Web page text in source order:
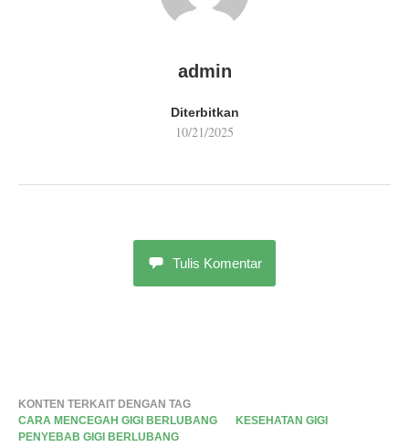
admin
Diterbitkan
10/21/2025
Tulis Komentar
KONTEN TERKAIT DENGAN TAG
CARA MENCEGAH GIGI BERLUBANG
KESEHATAN GIGI
PENYEBAB GIGI BERLUBANG